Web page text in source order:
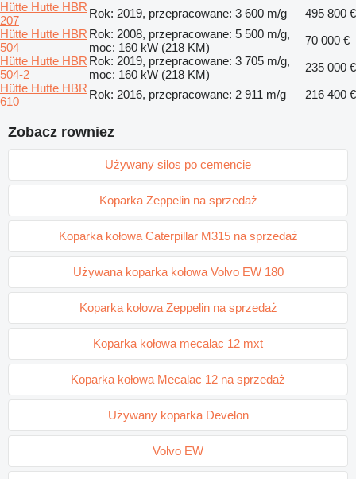
Hütte Hutte HBR
207
Rok: 2019, przepracowane: 3 600 m/g
495 800 €
Hütte Hutte HBR
504
Rok: 2008, przepracowane: 5 500 m/g,
moc: 160 kW (218 KM)
70 000 €
Hütte Hutte HBR
504-2
Rok: 2019, przepracowane: 3 705 m/g,
moc: 160 kW (218 KM)
235 000 €
Hütte Hutte HBR
610
Rok: 2016, przepracowane: 2 911 m/g 216 400 €
Zobacz rowniez
Używany silos po cemencie
Koparka Zeppelin na sprzedaż
Koparka kołowa Caterpillar M315 na sprzedaż
Używana koparka kołowa Volvo EW 180
Koparka kołowa Zeppelin na sprzedaż
Koparka kołowa mecalac 12 mxt
Koparka kołowa Mecalac 12 na sprzedaż
Używany koparka Develon
Volvo EW